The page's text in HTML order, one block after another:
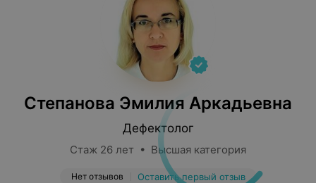
Степанова Эмилия Аркадьевна
Дефектолог
Стаж 26 лет • Высшая категория
Нет отзывов Оставить первый отзыв